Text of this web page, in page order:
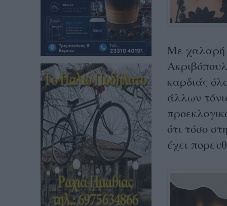
Με χαλαρή
καρδιάς
άλλων
ότι τόσο
έχει